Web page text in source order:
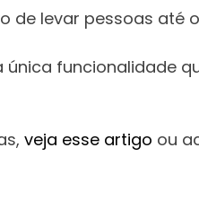
levar pessoas até
funcionalidade
veja esse artigo ou